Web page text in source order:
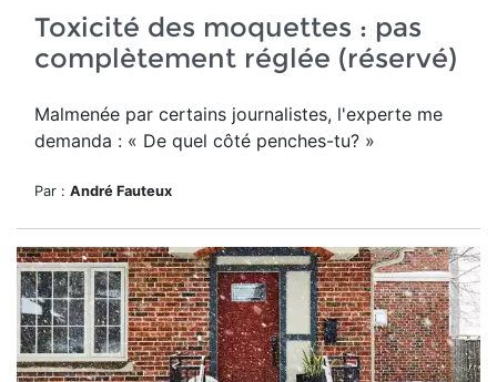
Toxicité des moquettes : pas
complètement réglée (réservé)
Malmenée par certains journalistes, l'experte me
demanda : « De quel côté penches-tu? »
Par : André Fauteux